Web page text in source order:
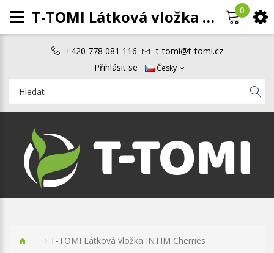
+420 778 081 116
t-tomi@t-tomi.cz
Přihlásit se
Česky
0
T-TOMI Látková vložka INTIM Cherries
T-TOMI Látková vložka INTIM Cherries